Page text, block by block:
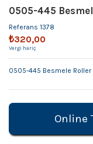
0505-445
Referans 1378
₺320,00
Vergi hariç
0505-445 Besmele Roller
Online